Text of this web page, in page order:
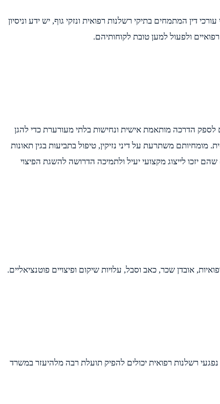
דין המתמחים בתיקי רשלנות רפואית ונזקי גוף, יש ידע וניסיון
ולפעול למען טובת לקוחותיהם.
לספק הדרכה מותאמת אישית ונחישות בלתי מעורערת כדי להגן
מומחיותם משתרעת על דיני נזיקין, טיפול בתביעות בגין תאונות
יזכו לייצוג מקצועי יעיל ולתמיכה הדרושה להשגת הפיצוי
אובדן שכר, כאב וסבל, עלויות שיקום ופיצויים פוטנציאליים.
רשלנות רפואית יכולים להפיק תועלת רבה מלהיעזר במשרד